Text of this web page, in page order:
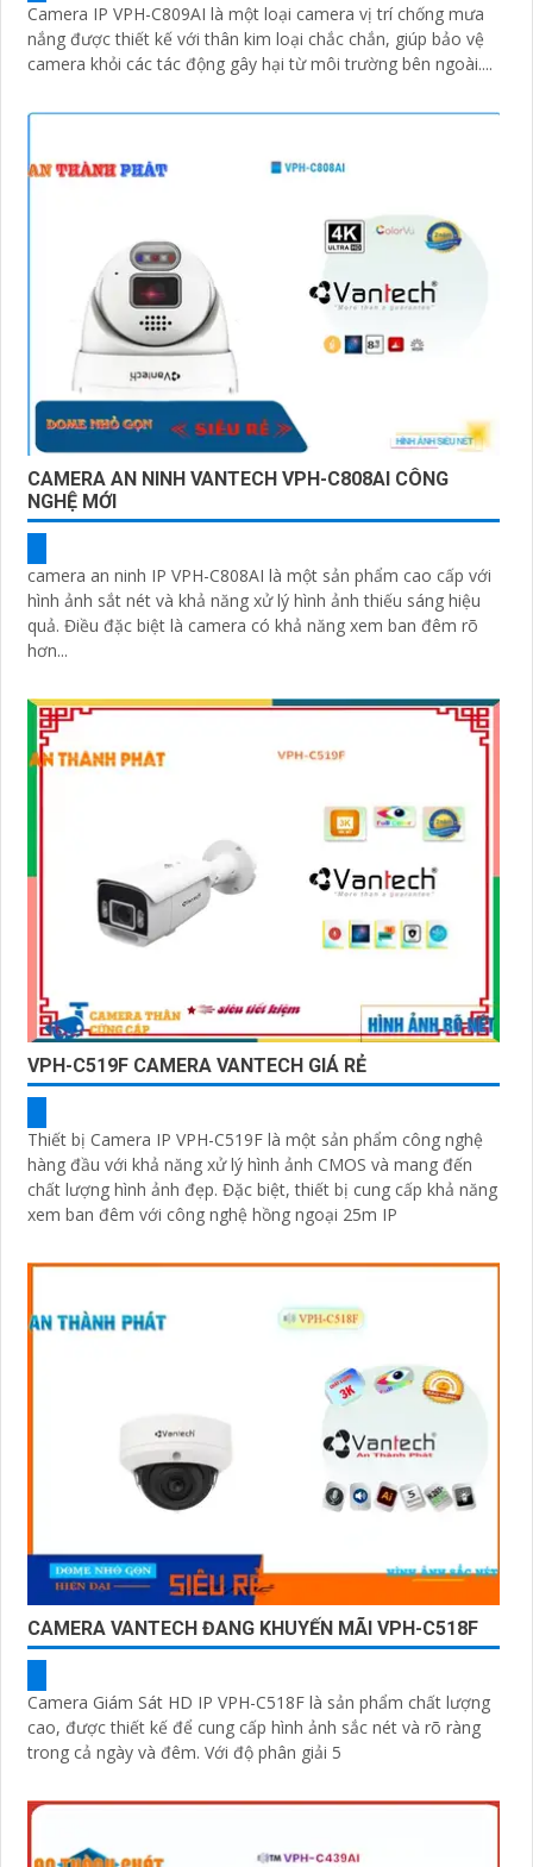
Camera IP VPH-C809AI là một loại camera vị trí chống mưa
nắng được thiết kế với thân kim loại chắc chắn, giúp bảo vệ
camera khỏi các tác động gây hại từ môi trường bên ngoài....
CAMERA AN NINH VANTECH VPH-C808AI CÔNG
NGHỆ MỚI
camera an ninh IP VPH-C808AI là một sản phẩm cao cấp với
hình ảnh sắt nét và khả năng xử lý hình ảnh thiếu sáng hiệu
quả. Điều đặc biệt là camera có khả năng xem ban đêm rõ
hơn...
VPH-C519F CAMERA VANTECH GIÁ RẺ
Thiết bị Camera IP VPH-C519F là một sản phẩm công nghệ
hàng đầu với khả năng xử lý hình ảnh CMOS và mang đến
chất lượng hình ảnh đẹp. Đặc biệt, thiết bị cung cấp khả năng
xem ban đêm với công nghệ hồng ngoại 25m IP
CAMERA VANTECH ĐANG KHUYẾN MÃI VPH-C518F
Camera Giám Sát HD IP VPH-C518F là sản phẩm chất lượng
cao, được thiết kế để cung cấp hình ảnh sắc nét và rõ ràng
trong cả ngày và đêm. Với độ phân giải 5